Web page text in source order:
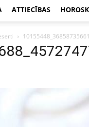
ATTIECĪBAS